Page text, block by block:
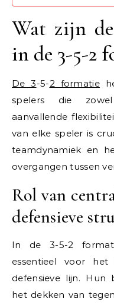
Wat zijn
in de 3-5-2
De 3-5-2 formatie
spelers die
aanvallende
van elke speler is
teamdynamiek en
overgangen tussen
Rol van
defensieve
In de 3-5-2
essentieel voor
defensieve lijn. Hun
het dekken van